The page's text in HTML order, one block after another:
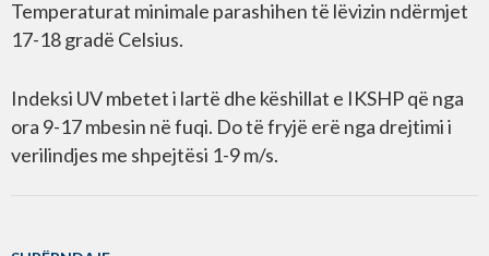
Temperaturat minimale parashihen të lëvizin ndërmjet
17-18 gradë Celsius.
Indeksi UV mbetet i lartë dhe këshillat e IKSHP që nga
ora 9-17 mbesin në fuqi. Do të fryjë erë nga drejtimi i
verilindjes me shpejtësi 1-9 m/s.